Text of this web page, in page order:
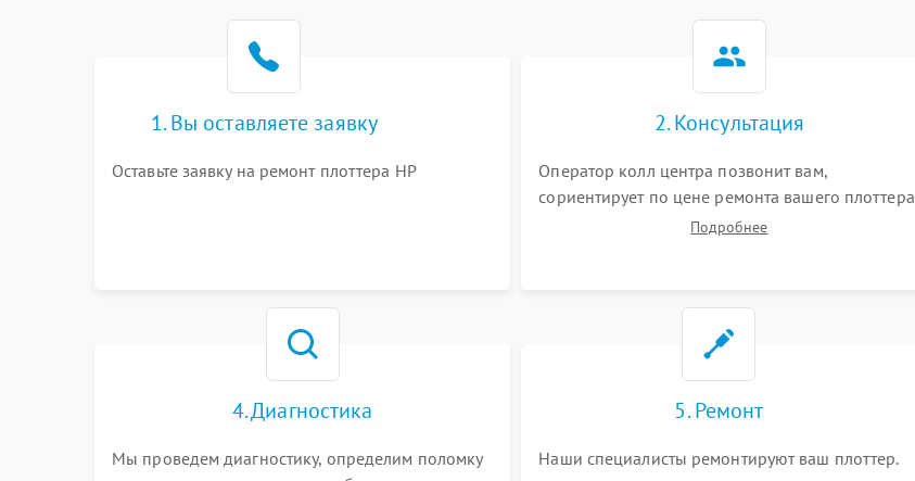
1. Вы оставляете заявку
Оставьте заявку на ремонт плоттера HP
2. Консультация
Оператор колл центра позвонит вам,
сориентирует по цене ремонта вашего плоттера
а также ответит на все ваши вопросы.
Подробнее
4. Диагностика
Мы проведем диагностику, определим поломку
5. Ремонт
Наши специалисты ремонтируют ваш плоттер.